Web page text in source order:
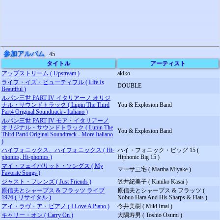
参加アルバム
45
タイトル
アーティスト
アップストリーム ( Upstream )
akiko
ライフ・イズ・ビューティフル ( Life Is
Beautiful )
DOUBLE
ルパン三世 PART IV イタリアーノ オリジ
ナル・サウンドトラック ( Lupin The Third
Part4 Original Soundtrack - Italiano )
You & Explosion Band
ルパン三世 PART IV モア・イタリアーノ
オリジナル・サウンドトラック ( Lupin The
Third Part4 Original Soundtrack - More Italiano
)
You & Explosion Band
ハイフォニックス、ハイフォニックス ( Hi-
phonics, Hi-phonics )
ハイ・フォニック・ビッグ 15 (
Hiphonic Big 15 )
マイ・フェイバリット・ソングス ( My
Favorite Songs )
マーサ三宅 ( Martha Miyake )
ジャスト・フレンズ ( Just Friends )
笠井紀美子 ( Kimiko Kasai )
原信夫とシャープス & フラッツ ライブ
1976 ( リサイタル )
原信夫とシャープス & フラッツ (
Nobuo Hara And His Sharps & Flats )
アイ・ラヴ・ア・ピアノ ( I Love A Piano )
今井美樹 ( Miki Imai )
キャリー・オン ( Carry On )
大隅寿男 ( Toshio Osumi )